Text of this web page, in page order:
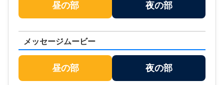
昼の部 夜の部
メッセージムービー
昼の部 夜の部